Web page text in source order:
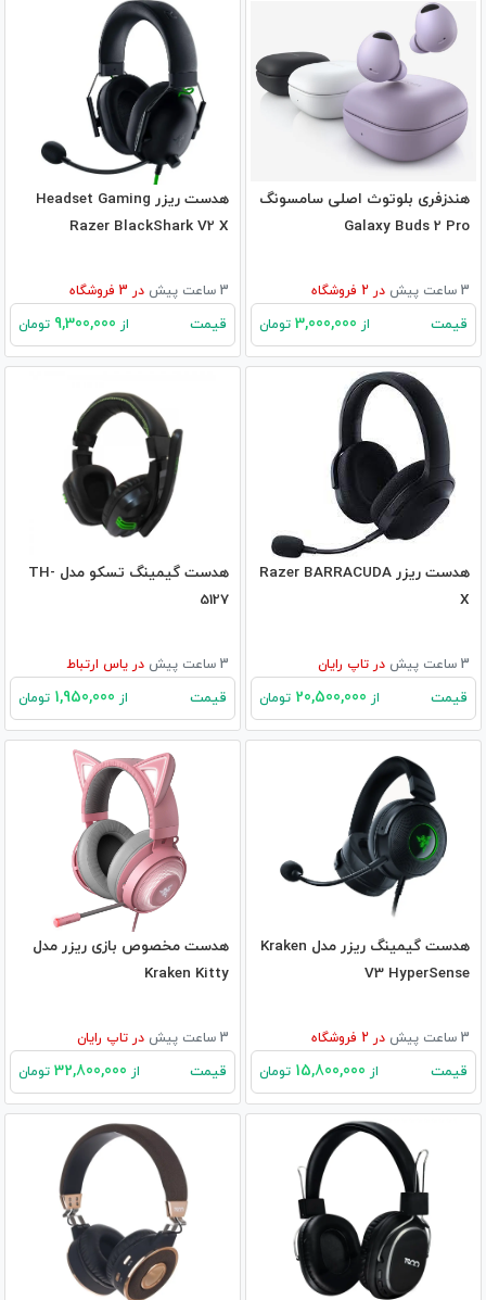
هندزفری بلوتوث اصلی سامسونگ
Galaxy Buds 2 Pro
3 ساعت پیش در فروشگاه
قیمت از تومان
هدست ریزر Headset Gaming
Razer BlackShark V2 X
3 ساعت پیش در فروشگاه
قیمت از تومان
هدست ریزر Razer BARRACUDA
X
3 ساعت پیش در تاپ رایان
قیمت از تومان
هدست گیمینگ تسکو مدل TH-
5127
3 ساعت پیش در یاس ارتباط
قیمت از تومان
هدست گیمینگ ریزر مدل Kraken
V3 HyperSense
3 ساعت پیش در فروشگاه
قیمت از تومان
هدست مخصوص بازی ریزر مدل
Kraken Kitty
3 ساعت پیش در تاپ رایان
قیمت از تومان